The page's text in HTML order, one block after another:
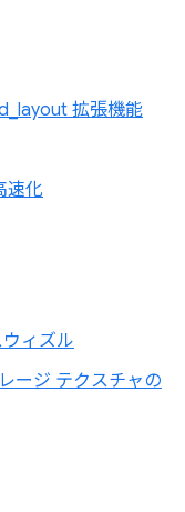
拡張機能
速化
ィズル
ージ テクスチャの